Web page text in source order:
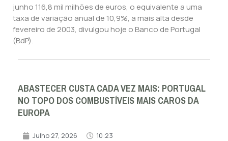
junho 116,8 mil milhões de euros, o equivalente a uma
taxa de variação anual de 10,9%, a mais alta desde
fevereiro de 2003, divulgou hoje o Banco de Portugal
(BdP).
ABASTECER CUSTA CADA VEZ MAIS: PORTUGAL
NO TOPO DOS COMBUSTÍVEIS MAIS CAROS DA
EUROPA
Julho 27, 2026 10:23